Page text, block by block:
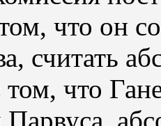
что он
считать
что